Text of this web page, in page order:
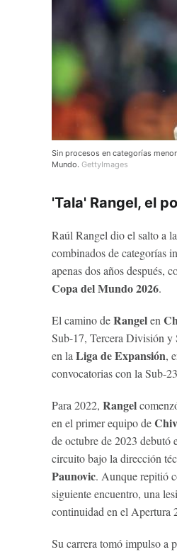
Sin procesos en categorías
Mundo. GettyImages
'Tala' Rangel, el
Raúl Rangel dio el salto a la
combinados de categorías
apenas dos años después,
Copa del Mundo 2026.
El camino deRangelen
Sub-17, Tercera División y
en laLiga de Expansión,
convocatorias con la Sub-
Para 2022, Rangel
en el primer equipo de
de octubre de 2023 debutó
circuito bajo la dirección
Paunovic. Aunque repitió
siguiente encuentro, una
continuidad en el Apertura
Su carrera tomó impulso a